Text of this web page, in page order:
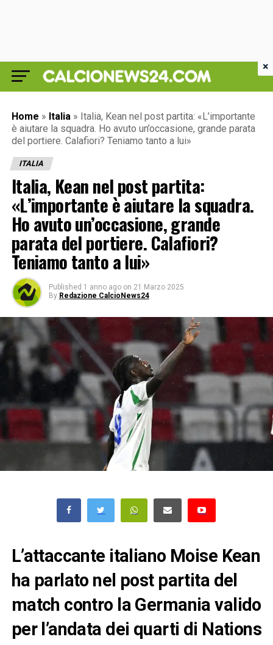
Home » Italia » Italia, Kean nel post partita: «L’importante
è aiutare la squadra. Ho avuto un’occasione, grande parata
del portiere. Calafiori? Teniamo tanto a lui»
ITALIA
Italia, Kean nel post partita:
«L’importante è aiutare la squadra.
Ho avuto un’occasione, grande
parata del portiere. Calafiori?
Teniamo tanto a lui»
Published 1 anno ago on 21 Marzo 2025
By Redazione CalcioNews24
L’attaccante italiano Moise Kean
ha parlato nel post partita del
match contro la Germania valido
per l’andata dei quarti di Nations
×